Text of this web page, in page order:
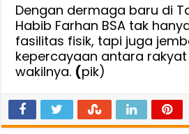
‎Dengan dermaga baru di
Habib Farhan BSA tak
fasilitas fisik, tapi juga
kepercayaan antara
wakilnya. (pik)